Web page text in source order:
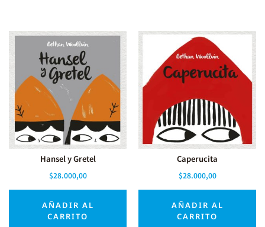
Hansel y Gretel
$28.000,00
AÑADIR AL
CARRITO
Caperucita
$28.000,00
AÑADIR AL
CARRITO